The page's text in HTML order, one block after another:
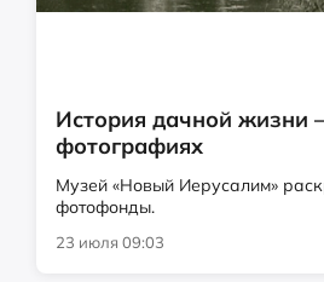
История дачной жизни
фотографиях
Музей «Новый Иерусалим»
фотофонды.
23 июля 09:03